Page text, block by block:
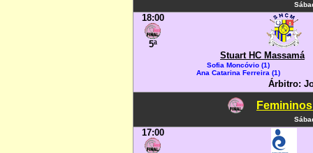
18:00
5ª
Stuart HC Massamá
Sofia Moncóvio (1)
Ana Catarina Ferreira (1)
Árbitro:
17:00